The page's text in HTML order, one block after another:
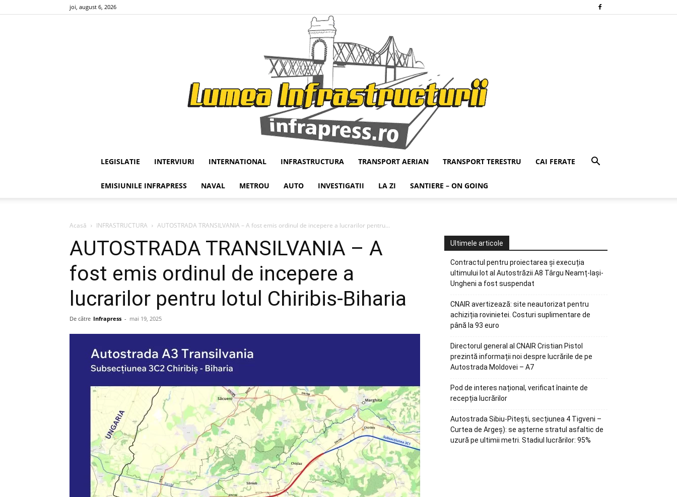
joi, august 6, 2026
Infrapress
LEGISLATIE INTERVIURI INTERNATIONAL INFRASTRUCTURA TRANSPORT AERIAN TRANSPORT TERESTRU CAI FERATE
EMISIUNILE INFRAPRESS NAVAL METROU AUTO INVESTIGATII LA ZI SANTIERE – ON GOING
Acasă INFRASTRUCTURA AUTOSTRADA TRANSILVANIA – A fost emis ordinul de incepere a lucrarilor pentru...
AUTOSTRADA TRANSILVANIA – A
fost emis ordinul de incepere a
lucrarilor pentru lotul Chiribis-Biharia
De către Infrapress - mai 19, 2025
Ultimele articole
Contractul pentru proiectarea și execuția
ultimului lot al Autostrăzii A8 Târgu Neamț-Iași-
Ungheni a fost suspendat
CNAIR avertizează: site neautorizat pentru
achiziția rovinietei. Costuri suplimentare de
până la 93 euro
Directorul general al CNAIR Cristian Pistol
prezintă informații noi despre lucrările de pe
Autostrada Moldovei – A7
Pod de interes național, verificat înainte de
recepția lucrărilor
Autostrada Sibiu-Pitești, secțiunea 4 Tigveni –
Curtea de Argeș): se așterne stratul asfaltic de
uzură pe ultimii metri. Stadiul lucrărilor: 95%